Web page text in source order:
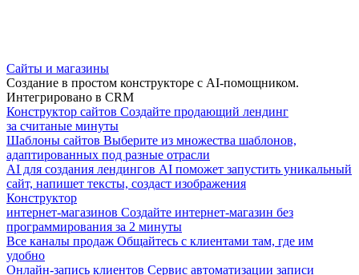
Сайты и магазины
Создание в простом конструкторе с AI-помощником.
Интегрировано в CRM
Конструктор сайтов Создайте продающий лендинг
за считаные минуты
Шаблоны сайтов Выберите из множества шаблонов,
адаптированных под разные отрасли
AI для создания лендингов AI поможет запустить уникальный
сайт, напишет тексты, создаст изображения
Конструктор
интернет-магазинов Создайте интернет-магазин без
программирования за 2 минуты
Все каналы продаж Общайтесь с клиентами там, где им
удобно
Онлайн-запись клиентов Сервис автоматизации записи